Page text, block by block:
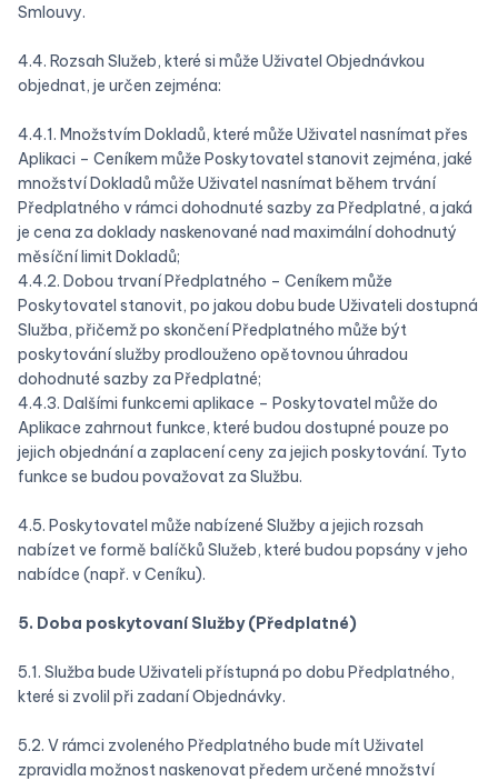
Smlouvy.
4.4. Rozsah Služeb, které si může Uživatel Objednávkou
objednat, je určen zejména:
4.4.1. Množstvím Dokladů, které může Uživatel nasnímat přes
Aplikaci – Ceníkem může Poskytovatel stanovit zejména, jaké
množství Dokladů může Uživatel nasnímat během trvání
Předplatného v rámci dohodnuté sazby za Předplatné, a jaká
je cena za doklady naskenované nad maximální dohodnutý
měsíční limit Dokladů;
4.4.2. Dobou trvaní Předplatného – Ceníkem může
Poskytovatel stanovit, po jakou dobu bude Uživateli dostupná
Služba, přičemž po skončení Předplatného může být
poskytování služby prodlouženo opětovnou úhradou
dohodnuté sazby za Předplatné;
4.4.3. Dalšími funkcemi aplikace – Poskytovatel může do
Aplikace zahrnout funkce, které budou dostupné pouze po
jejich objednání a zaplacení ceny za jejich poskytování. Tyto
funkce se budou považovat za Službu.
4.5. Poskytovatel může nabízené Služby a jejich rozsah
nabízet ve formě balíčků Služeb, které budou popsány v jeho
nabídce (např. v Ceníku).
5. Doba poskytovaní Služby (Předplatné)
5.1. Služba bude Uživateli přístupná po dobu Předplatného,
které si zvolil při zadaní Objednávky.
5.2. V rámci zvoleného Předplatného bude mít Uživatel
zpravidla možnost naskenovat předem určené množství